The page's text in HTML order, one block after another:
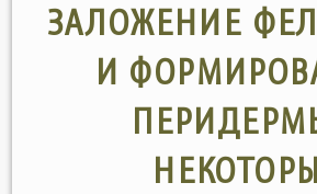
ЗАЛОЖЕНИЕ
И